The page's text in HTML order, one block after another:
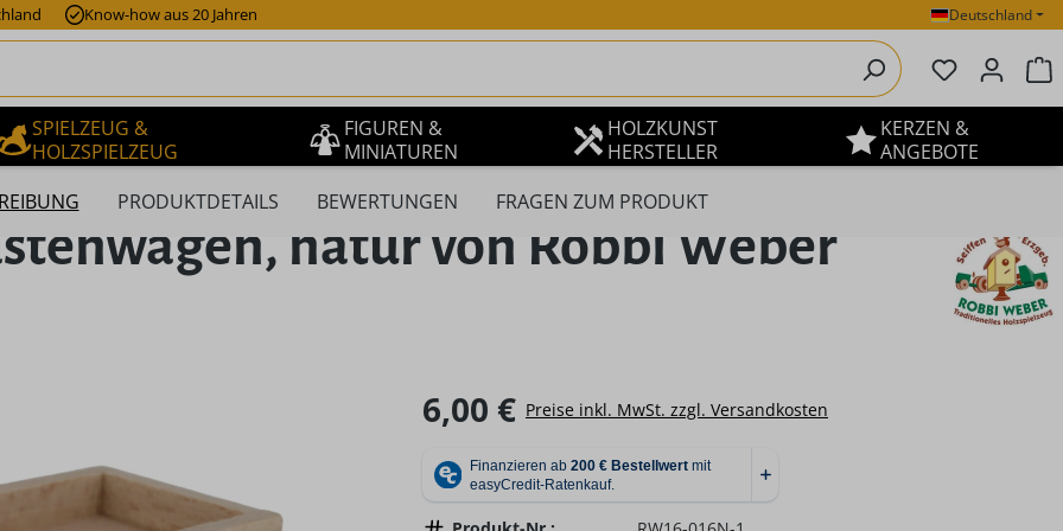
Know-how aus 20 Jahren Deutschland
Du hast 0
SPIELZEUG &
HOLZSPIELZEUG
FIGUREN &
MINIATUREN
HOLZKUNST
HERSTELLER
KERZEN &
ANGEBOTE
PRODUKTDETAILS BEWERTUNGEN FRAGEN ZUM PRODUKT
natur von Robbi Weber
Regulärer Preis:
6,00 € Preise inkl. MwSt. zzgl. Versandkosten